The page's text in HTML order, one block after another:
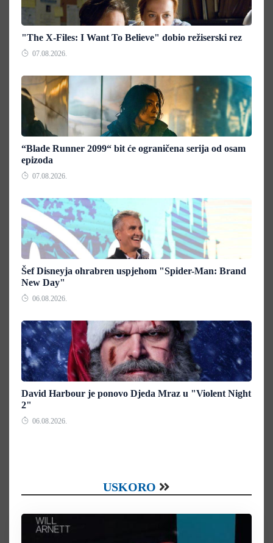
"The X-Files: I Want To Believe" dobio režiserski rez
07.08.2026.
“Blade Runner 2099“ bit će ograničena serija od osam
epizoda
07.08.2026.
Šef Disneyja ohrabren uspjehom "Spider-Man: Brand
New Day"
06.08.2026.
David Harbour je ponovo Djeda Mraz u "Violent Night
2"
06.08.2026.
USKORO